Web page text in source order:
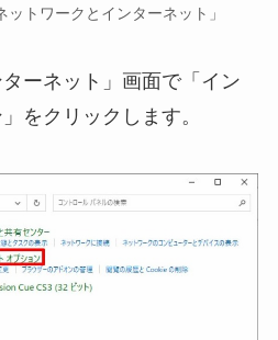
トワークとインターネット」
ターネット」画面で「イン
をクリックします。